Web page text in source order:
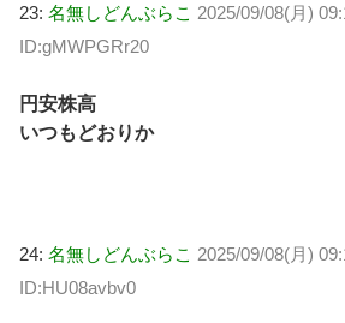
23: 名無しどんぶらこ 2025/09/08(月)
ID:gMWPGRr20
円安株高
いつもどおりか
24: 名無しどんぶらこ 2025/09/08(月)
ID:HU08avbv0